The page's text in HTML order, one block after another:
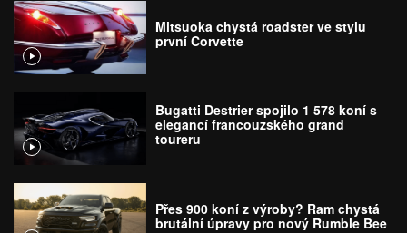
Mitsuoka chystá roadster ve stylu
první Corvette
Bugatti Destrier spojilo 1 578 koní s
elegancí francouzského grand
toureru
Přes 900 koní z výroby? Ram chystá
brutální úpravy pro nový Rumble Bee